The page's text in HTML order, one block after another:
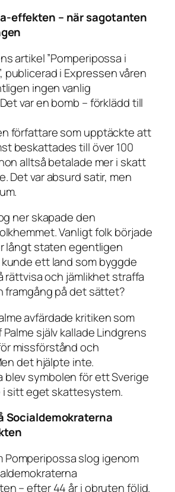
effekten – när sagotanten
artikel ”Pomperipossa i
publicerad i Expressenvåren
ingen vanlig
var en bomb – förklädd till
författare som upptäckte att
beskattades till över 100
alltså betalade mer i skatt
Det var absurd satir, men
ner skapade den
Vanligt folk började
långt staten egentligen
kunde ett land som byggde
rättvisa och jämlikhet straffa
framgång på det sättet?
avfärdade kritiken som
själv kallade Lindgrens
missförstånd och
det hjälpte inte.
blev symbolen för ett Sverige
i sitt eget skattesystem.
Socialdemokraterna
Pomperipossa slog igenom
– efter 44 år i obruten följd.